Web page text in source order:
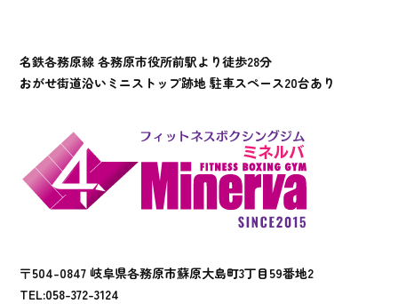
〒504-0847 岐阜県各務原市蘇原大島町3丁目59番地2
TEL:058-372-3124
名鉄各務原線 各務原市役所前駅より徒歩28分
おがせ街道沿いミニストップ跡地 駐車スペース20台あり